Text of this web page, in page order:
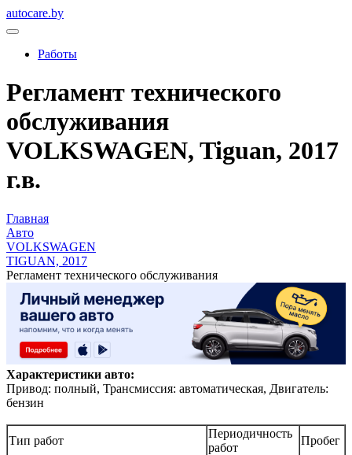
autocare.by
Работы
Регламент технического
обслуживания
VOLKSWAGEN, Tiguan, 2017
г.в.
Главная
Авто
VOLKSWAGEN
TIGUAN, 2017
Регламент технического обслуживания
Характеристики авто:
Привод: полный, Трансмиссия: автоматическая, Двигатель:
бензин
Тип работ
Периодичность
работ
Пробег